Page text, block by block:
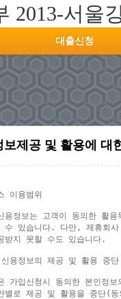
2013-서울
대출신청
보제공 및 활용에 대
이용범위
용정보는 고객이 동의한 활
수 있습니다. 다만, 제휴회
받지 못할 수도 있습니다.
용정보의 제공 및 활용 중단
가입신청시 동의한 본인정
별로 제공 및 활용을 중단(